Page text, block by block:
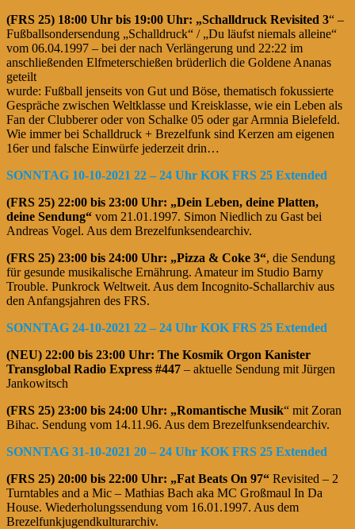
(FRS 25) 18:00 Uhr bis 19:00 Uhr: „Schalldruck Revisited 3“ –
Fußballsondersendung „Schalldruck“ / „Du läufst niemals alleine“
vom 06.04.1997 – bei der nach Verlängerung und 22:22 im
anschließenden Elfmeterschießen brüderlich die Goldene Ananas
geteilt
wurde: Fußball jenseits von Gut und Böse, thematisch fokussierte
Gespräche zwischen Weltklasse und Kreisklasse, wie ein Leben als
Fan der Clubberer oder von Schalke 05 oder gar Armnia Bielefeld.
Wie immer bei Schalldruck + Brezelfunk sind Kerzen am eigenen
16er und falsche Einwürfe jederzeit drin…
SONNTAG 10-10-2021 22 – 24 Uhr KOK FRS 25 Extended
(FRS 25) 22:00 bis 23:00 Uhr: „Dein Leben, deine Platten,
deine Sendung“ vom 21.01.1997. Simon Niedlich zu Gast bei
Andreas Vogel. Aus dem Brezelfunksendearchiv.
(FRS 25) 23:00 bis 24:00 Uhr: „Pizza & Coke 3“, die Sendung
für gesunde musikalische Ernährung. Amateur im Studio Barny
Trouble. Punkrock Weltweit. Aus dem Incognito-Schallarchiv aus
den Anfangsjahren des FRS.
SONNTAG 24-10-2021 22 – 24 Uhr KOK FRS 25 Extended
(NEU) 22:00 bis 23:00 Uhr: The Kosmik Orgon Kanister
Transglobal Radio Express #447 – aktuelle Sendung mit Jürgen
Jankowitsch
(FRS 25) 23:00 bis 24:00 Uhr: „Romantische Musik“ mit Zoran
Bihac. Sendung vom 14.11.96. Aus dem Brezelfunksendearchiv.
SONNTAG 31-10-2021 20 – 24 Uhr KOK FRS 25 Extended
(FRS 25) 20:00 bis 22:00 Uhr: „Fat Beats On 97“ Revisited – 2
Turntables and a Mic – Mathias Bach aka MC Großmaul In Da
House. Wiederholungssendung vom 16.01.1997. Aus dem
Brezelfunkjugendkulturarchiv.